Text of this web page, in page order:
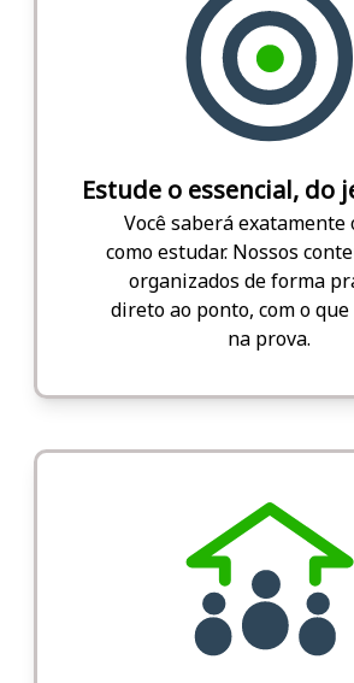
Estude o essencial, do
Você saberá exatamente
como estudar. Nossos
organizados de forma
direto ao ponto, com o que
na prova.